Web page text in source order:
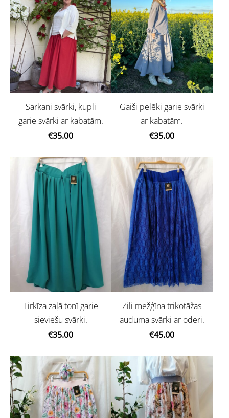
Sarkani svārki, kupli
garie svārki ar kabatām.
€35.00
Gaiši pelēki garie svārki
ar kabatām.
€35.00
Tirkīza zaļā tonī garie
sieviešu svārki.
€35.00
Zili mežģīna trikotāžas
auduma svārki ar oderi.
€45.00